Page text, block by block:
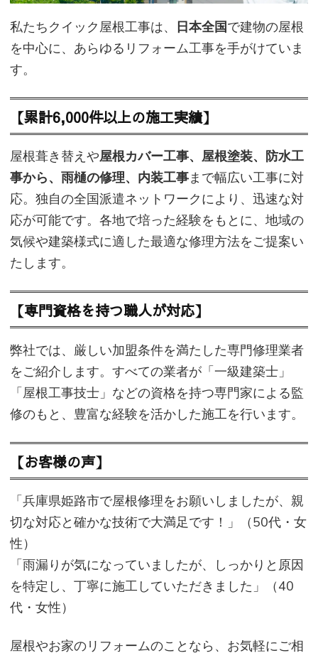
私たちクイック屋根工事は、 日本全国で建物の屋根
を中心に、あらゆるリフォーム工事を手がけていま
す。
【累計6,000件以上の施工実績】
屋根葺き替えや屋根カバー工事、屋根塗装、防水工
事から、雨樋の修理、内装工事まで幅広い工事に対
応。独自の全国派遣ネットワークにより、迅速な対
応が可能です。各地で培った経験をもとに、地域の
気候や建築様式に適した最適な修理方法をご提案い
たします。
【専門資格を持つ職人が対応】
弊社では、厳しい加盟条件を満たした専門修理業者
をご紹介します。すべての業者が「一級建築士」
「屋根工事技士」などの資格を持つ専門家による監
修のもと、豊富な経験を活かした施工を行います。
【お客様の声】
「兵庫県姫路市で屋根修理をお願いしましたが、親
切な対応と確かな技術で大満足です！」（50代・女
性）
「雨漏りが気になっていましたが、しっかりと原因
を特定し、丁寧に施工していただきました」（40
代・女性）
屋根やお家のリフォームのことなら、お気軽にご相